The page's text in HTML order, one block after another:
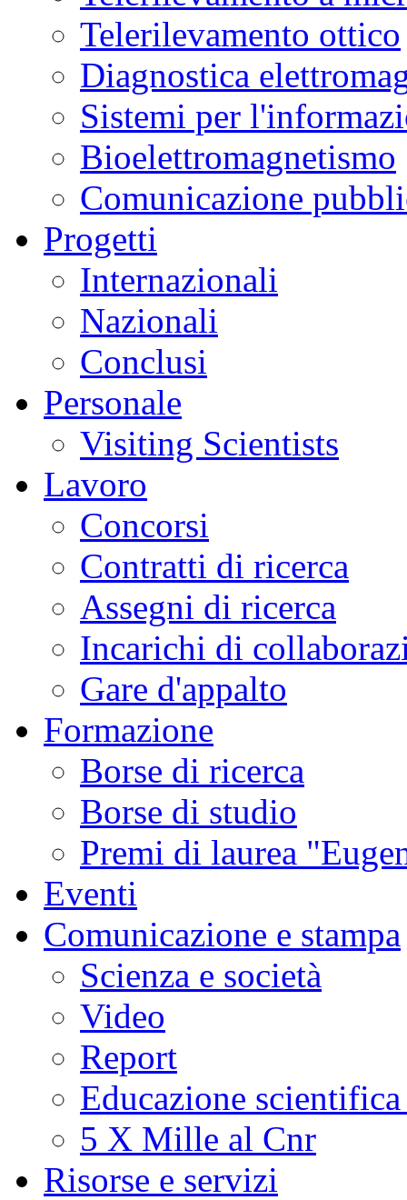
Telerilevamento ottico
Diagnostica
Sistemi per
Bioelettromagnetismo
Comunicazione
Progetti
Internazionali
Nazionali
Conclusi
Personale
Visiting Scientists
Lavoro
Concorsi
Contratti di ricerca
Assegni di ricerca
Incarichi di
Gare d'appalto
Formazione
Borse di ricerca
Borse di studio
Premi di laurea
Eventi
Comunicazione e stampa
Scienza e società
Video
Report
Educazione
5 X Mille al Cnr
Risorse e servizi